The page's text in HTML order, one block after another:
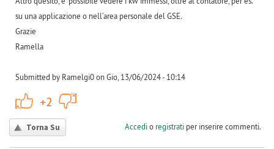
su una applicazione o nell’area personale del GSE.
Grazie
Ramella
Submitted by Ramelgi0 on Gio, 13/06/2024 - 10:14
+2
Torna Su Accedio registratiper inserire commenti.